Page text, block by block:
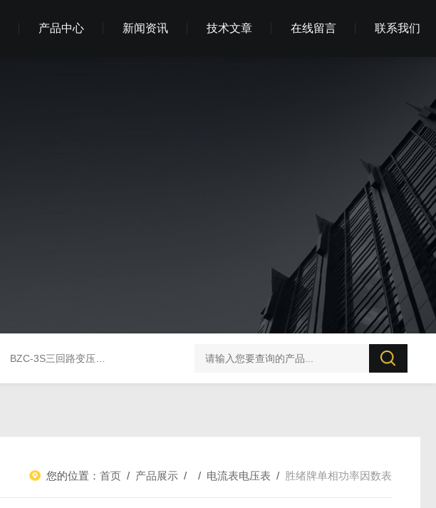
产品中心 新闻资讯 技术文章 在线留言 联系我们
BZC-3S三回路变压器直流电阻测试仪 BZX-20S 变压器直流电阻测试仪 PC57直流电阻测量仪
您的位置： 首页 / 产品展示 / / 电流表电压表 / 胜绪牌单相功率因数表